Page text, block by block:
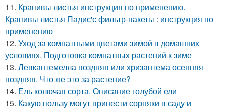
11. Крапивы листья инструкция по применению.
Крапивы листья Падис'с фильтр-пакеты : инструкция по
применению
12. Уход за комнатными цветами зимой в домашних
условиях. Подготовка комнатных растений к зиме
13. Левкантемелла поздняя или хризантема осенняя
поздняя. Что же это за растение?
14. Ель колючая сорта. Описание голубой ели
15. Какую пользу могут принести сорняки в саду и